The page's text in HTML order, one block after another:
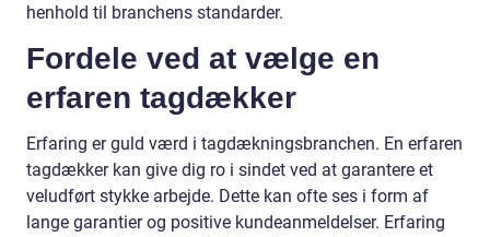
henhold til branchens standarder.
Fordele ved at vælge en
erfaren tagdækker
Erfaring er guld værd i tagdækningsbranchen. En erfaren
tagdækker kan give dig ro i sindet ved at garantere et
veludført stykke arbejde. Dette kan ofte ses i form af
lange garantier og positive kundeanmeldelser. Erfaring